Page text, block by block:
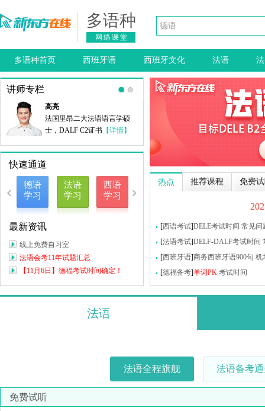
多语种
网络课堂
多语种首页 西班牙语 西班牙文化 法语
讲师专栏
高亮
法国里昂二大法语语言学硕
士，DALF C2证书 【详情】
快速通道
德语
学习
法语
学习
西语
学习
最新资讯
线上免费自习室
法语会考11年试题汇总
【11月6日】德福考试时间确定！
热点 推荐课程 免费
[西语考试]DELE考试时间 常见问
[法语考试]DELF-DALF考试时间
[西班牙语]商务西班牙语900句 机
[德福备考]单词PK 考试时间
法语
法语全程旗舰 法语备考
免费试听